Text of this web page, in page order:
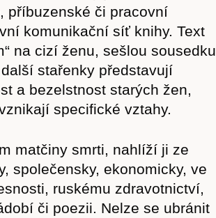
příbuzenské či pracovní
komunikační síť knihy. Text
na cizí ženu, sešlou sousedku
stařenky představují
a bezelstnost starých žen,
specifické vztahy.
matčiny smrti, nahlíží ji ze
společensky, ekonomicky, ve
ruskému zdravotnictví,
či poezii. Nelze se ubránit